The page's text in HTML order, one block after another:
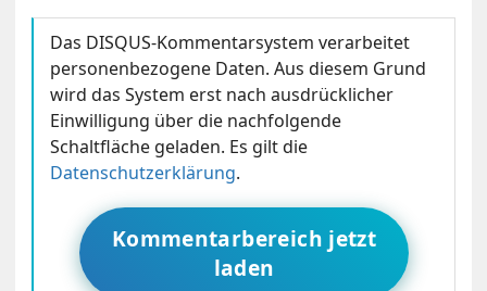
nach Deutschland versandt, für
abweichende Lieferadressen müsste
individuell geklärt werden, ob und wie
ein Versand möglich ist.
Teilnehmer müssen mind. 18 Jahre alt
sein. Teilnehmer unter 18 Jahren
brauchen eine Erlaubnis zur Teilnahme
durch einen Erziehungsberechtigen (wird
nur im Gewinnfall eingefordert).
Das DISQUS-Kommentarsystem verarbeitet
personenbezogene Daten. Aus diesem Grund
wird das System erst nach ausdrücklicher
Einwilligung über die nachfolgende
Schaltfläche geladen. Es gilt die
Datenschutzerklärung.
Kommentarbereich jetzt
laden